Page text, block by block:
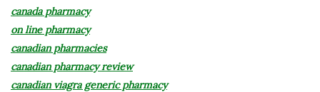
canada pharmacy
on line pharmacy
canadian pharmacies
canadian pharmacy review
canadian viagra generic pharmacy